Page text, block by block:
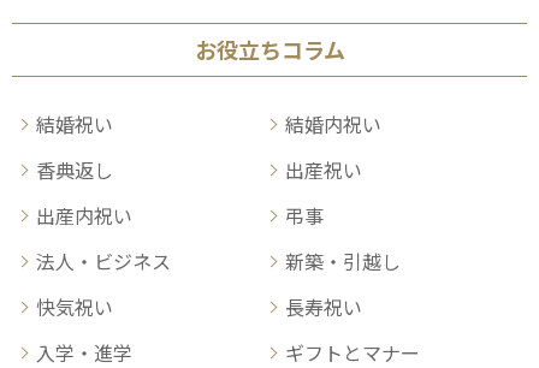
お役立ちコラム
結婚祝い
結婚内祝い
香典返し
出産祝い
出産内祝い
弔事
法人・ビジネス
新築・引越し
快気祝い
長寿祝い
入学・進学
ギフトとマナー